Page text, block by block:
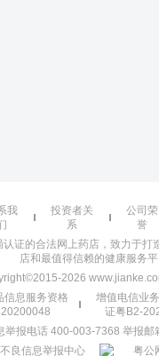
我
投资者关
系
公司荣
誉
证的合法网上药店，致力于打
店和最值得信赖的健康服务
2026
信息服务资格
增值电信业
证粤B2-
举报电话 400-003-7368 举报